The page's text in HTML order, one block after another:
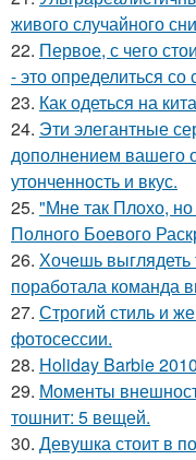
живого случайного
22. Первое, с чего
- это определиться со
23. Как одеться на
24. Эти элегантные
дополнением вашего
утонченность и вкус.
25. "Мне так Плохо,
Полного Боевого
26. Хочешь выглядеть
поработала команда
27. Строгий стиль и
фотосессии.
28. Holiday Barbie
29. Моменты
тошнит: 5 вещей.
30. Девушка стоит в